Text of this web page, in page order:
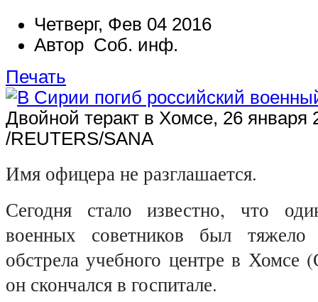
Четверг, Фев 04 2016
Автор Соб. инф.
Печать
Двойной теракт в Хомсе, 26 января
/REUTERS/SANA
Имя офицера не разглашается.
Сегодня стало известно, что
военных советников был
обстрела учебного центре в Хомсе
он скончался в госпитале.